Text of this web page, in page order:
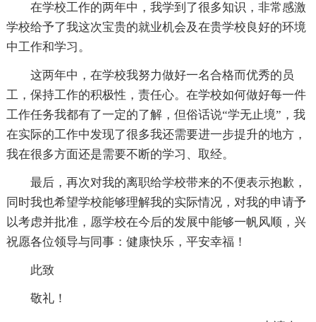
在学校工作的两年中，我学到了很多知识，非常感激
学校给予了我这次宝贵的就业机会及在贵学校良好的环境
中工作和学习。
这两年中，在学校我努力做好一名合格而优秀的员
工，保持工作的积极性，责任心。在学校如何做好每一件
工作任务我都有了一定的了解，但俗话说“学无止境”，我
在实际的工作中发现了很多我还需要进一步提升的地方，
我在很多方面还是需要不断的学习、取经。
最后，再次对我的离职给学校带来的不便表示抱歉，
同时我也希望学校能够理解我的实际情况，对我的申请予
以考虑并批准，愿学校在今后的发展中能够一帆风顺，兴
祝愿各位领导与同事：健康快乐，平安幸福！
此致
敬礼！